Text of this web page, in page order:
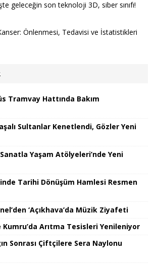
geleceğin son teknoloji 3D, siber sınıfı!
Önlenmesi, Tedavisi ve İstatistikleri
Tramvay Hattında Bakım
Sultanlar Kenetlendi, Gözler Yeni
Yaşam Atölyeleri’nde Yeni
Tarihi Dönüşüm Hamlesi Resmen
‘Açıkhava’da Müzik Ziyafeti
Kumru’da Arıtma Tesisleri Yenileniyor
Sonrası Çiftçilere Sera Naylonu